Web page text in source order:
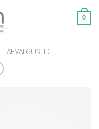
0
LAEVALGUSTID